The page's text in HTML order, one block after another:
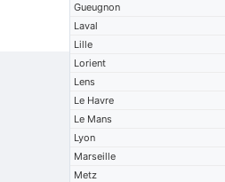
Gueugnon
Laval
Lille
Lorient
Lens
Le Havre
Le Mans
Lyon
Marseille
Metz